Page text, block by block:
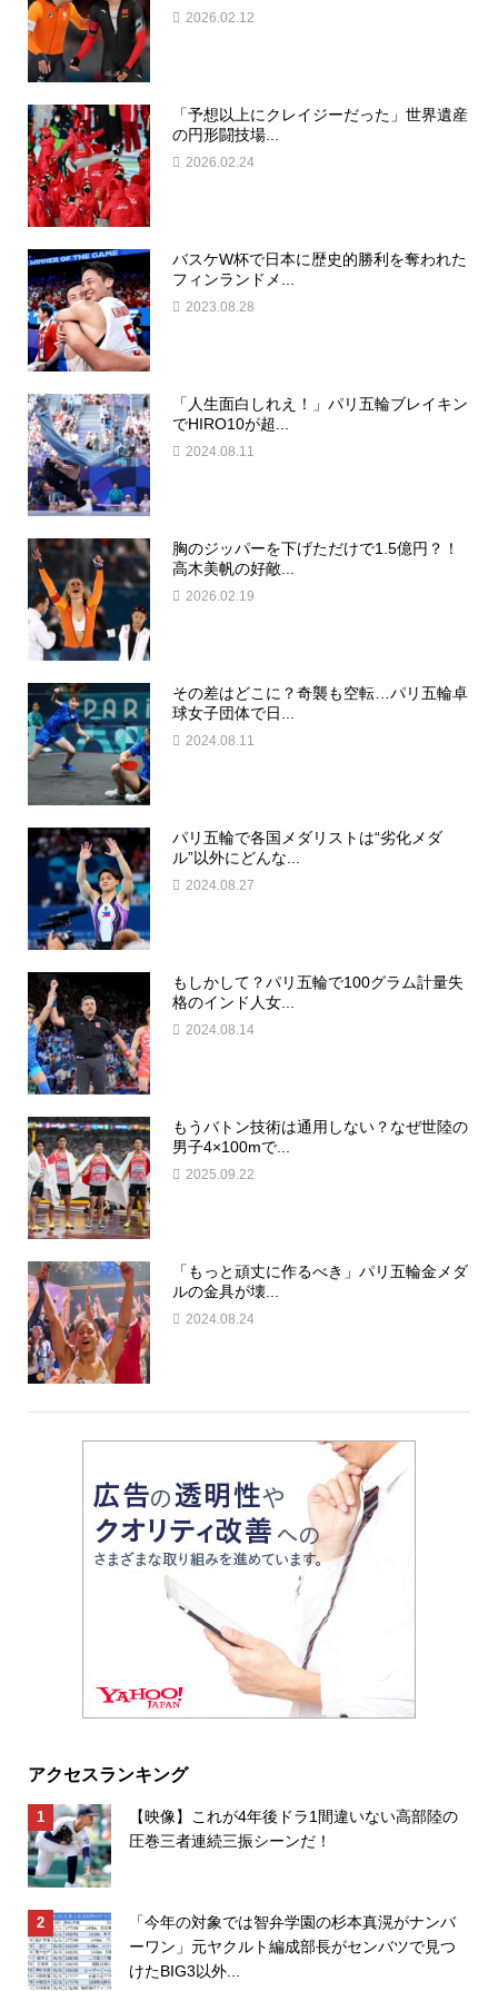
2026.02.12
「予想以上にクレイジーだった」世界遺産
の円形闘技場...
2026.02.24
バスケW杯で日本に歴史的勝利を奪われた
フィンランドメ...
2023.08.28
「人生面白しれえ！」パリ五輪ブレイキン
でHIRO10が超...
2024.08.11
胸のジッパーを下げただけで1.5億円？！
高木美帆の好敵...
2026.02.19
その差はどこに？奇襲も空転…パリ五輪卓
球女子団体で日...
2024.08.11
パリ五輪で各国メダリストは“劣化メダ
ル”以外にどんな...
2024.08.27
もしかして？パリ五輪で100グラム計量失
格のインド人女...
2024.08.14
もうバトン技術は通用しない？なぜ世陸の
男子4×100mで...
2025.09.22
「もっと頑丈に作るべき」パリ五輪金メダ
ルの金具が壊...
2024.08.24
アクセスランキング
【映像】これが4年後ドラ1間違いない高部陸の
圧巻三者連続三振シーンだ！
「今年の対象では智弁学園の杉本真滉がナンバ
ーワン」元ヤクルト編成部長がセンバツで見つ
けたBIG3以外...